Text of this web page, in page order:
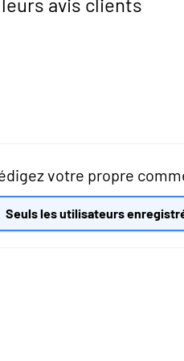
votre propre
Seuls les utilisateurs